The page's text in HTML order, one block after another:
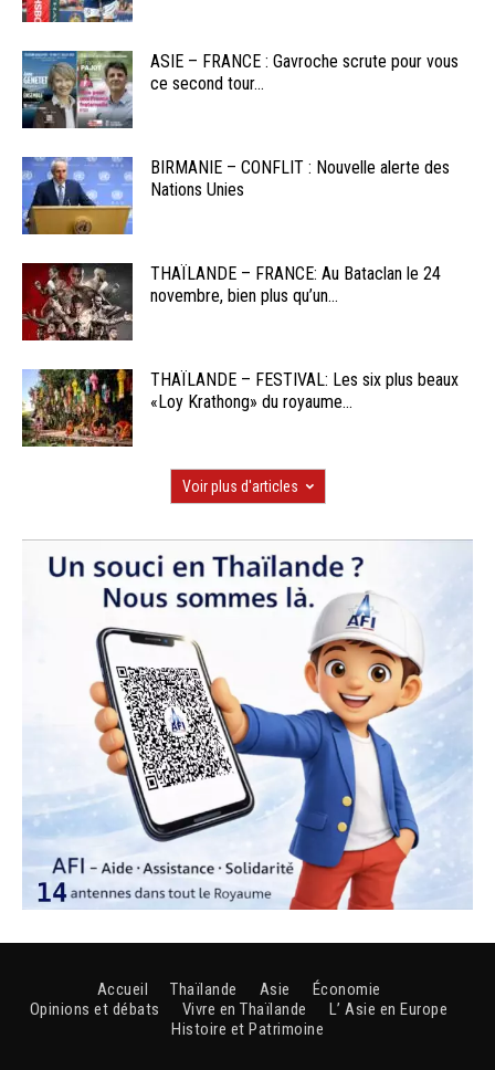
ASIE – FRANCE : Gavroche scrute pour vous
ce second tour...
BIRMANIE – CONFLIT : Nouvelle alerte des
Nations Unies
THAÏLANDE – FRANCE: Au Bataclan le 24
novembre, bien plus qu’un...
THAÏLANDE – FESTIVAL: Les six plus beaux
«Loy Krathong» du royaume...
Voir plus d'articles
Accueil Thaïlande Asie
Économie
Opinions et débats
Vivre en Thaïlande
L’ Asie en Europe
Histoire et Patrimoine